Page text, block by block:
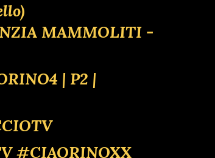
MAMMOLITI -
| P2 |
#CIAORINOXX